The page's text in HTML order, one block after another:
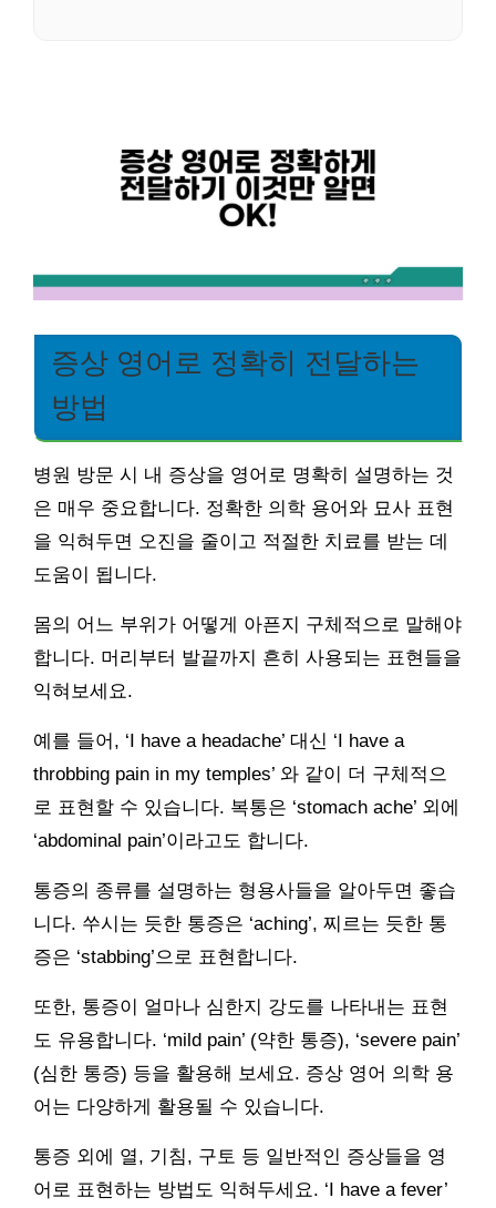
증상 영어로 정확히 전달하는
방법
병원 방문 시 내 증상을 영어로 명확히 설명하는 것
은 매우 중요합니다. 정확한 의학 용어와 묘사 표현
을 익혀두면 오진을 줄이고 적절한 치료를 받는 데
도움이 됩니다.
몸의 어느 부위가 어떻게 아픈지 구체적으로 말해야
합니다. 머리부터 발끝까지 흔히 사용되는 표현들을
익혀보세요.
예를 들어, ‘I have a headache’ 대신 ‘I have a
throbbing pain in my temples’ 와 같이 더 구체적으
로 표현할 수 있습니다. 복통은 ‘stomach ache’ 외에
‘abdominal pain’이라고도 합니다.
통증의 종류를 설명하는 형용사들을 알아두면 좋습
니다. 쑤시는 듯한 통증은 ‘aching’, 찌르는 듯한 통
증은 ‘stabbing’으로 표현합니다.
또한, 통증이 얼마나 심한지 강도를 나타내는 표현
도 유용합니다. ‘mild pain’ (약한 통증), ‘severe pain’
(심한 통증) 등을 활용해 보세요. 증상 영어 의학 용
어는 다양하게 활용될 수 있습니다.
통증 외에 열, 기침, 구토 등 일반적인 증상들을 영
어로 표현하는 방법도 익혀두세요. ‘I have a fever’